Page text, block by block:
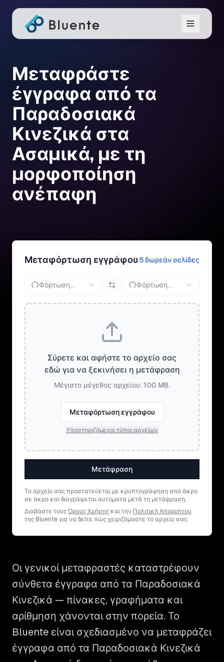
Μεταφράστε
έγγραφα από τα
Παραδοσιακά
Κινεζικά στα
Ασαμικά, με τη
μορφοποίηση
ανέπαφη
Μεταφόρτωση εγγράφου5 δωρεάν σελίδες
Φόρτωση... Φόρτωση...
Σύρετε και αφήστε το αρχείο σας
εδώ για να ξεκινήσει η μετάφραση
Μέγιστο μέγεθος αρχείου: 100 MB.
Μεταφόρτωση εγγράφου
Υποστηριζόμενοι τύποι αρχείων
Μετάφραση
Το αρχείο σας προστατεύεται με κρυπτογράφηση από άκρο
σε άκρο και διαγράφεται αυτόματα μετά τη μετάφραση.
Διαβάστε τουςΌρους Χρήσης και την Πολιτική Απορρήτου
της Bluente για να δείτε πώς χειριζόμαστε το αρχείο σας.
Οι γενικοί μεταφραστές καταστρέφουν
σύνθετα έγγραφα από τα Παραδοσιακά
Κινεζικά — πίνακες, γραφήματα και
αρίθμηση χάνονται στην πορεία. Το
Bluente είναι σχεδιασμένο να μεταφράζει
έγγραφα από τα Παραδοσιακά Κινεζικά